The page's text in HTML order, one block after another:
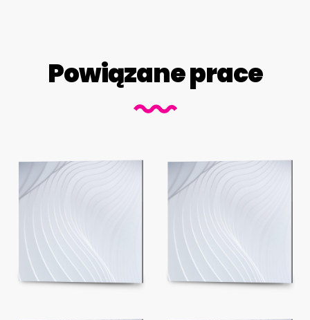
Powiązane prace